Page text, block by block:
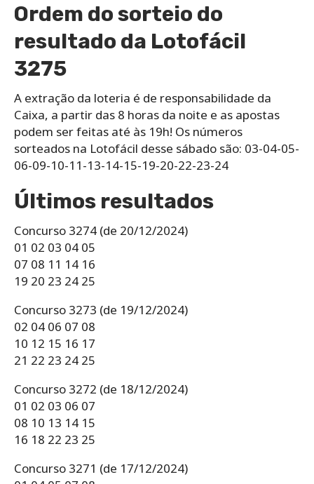
Ordem do sorteio do
resultado da Lotofácil
3275
A extração da loteria é de responsabilidade da
Caixa, a partir das 8 horas da noite e as apostas
podem ser feitas até às 19h! Os números
sorteados na Lotofácil desse sábado são: 03-04-05-
06-09-10-11-13-14-15-19-20-22-23-24
Últimos resultados
Concurso 3274 (de 20/12/2024)
01 02 03 04 05
07 08 11 14 16
19 20 23 24 25
Concurso 3273 (de 19/12/2024)
02 04 06 07 08
10 12 15 16 17
21 22 23 24 25
Concurso 3272 (de 18/12/2024)
01 02 03 06 07
08 10 13 14 15
16 18 22 23 25
Concurso 3271 (de 17/12/2024)